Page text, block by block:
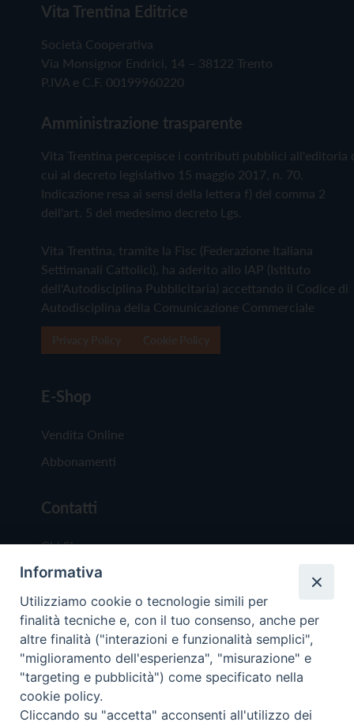
Vita Trentina Editrice
Società Cooperativa
Via Monsignor Endrici, 14 – 38122 Trento
P.IVA e C.F. 00199960220
Amministrazione trasparente
Vita Trentina percepisce i contributi pubblici all'editoria
cui al decreto legislativo 15 maggio 2017, n. 70.
Indicazione resa ai sensi della lettera f) del comma 2
dell'art. 5 del medesimo decreto Lgs.
Vita Trentina, tramite la Fisc (Federazione Italiana
Settimanali Cattolici), ha aderito allo IAP (Istituto
dell'Autodisciplina Pubblicitaria) accettando il Codice di
Autodisciplina della Comunicazione Commerciale
E-Shop
Vendita Online
Abbonamenti
Contatti
Chi Siamo
Redazione
Scrivici
Copyright © 2019 - Tutti i diritti riservati - Vita
Informativa
Utilizziamo cookie o tecnologie simili per
finalità tecniche e, con il tuo consenso, anche per
altre finalità ("interazioni e funzionalità semplici",
"miglioramento dell'esperienza", "misurazione" e
"targeting e pubblicità") come specificato nella
cookie policy.
Cliccando su "accetta" acconsenti all'utilizzo dei